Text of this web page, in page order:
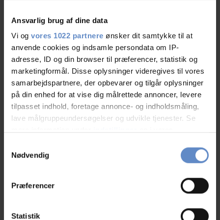
Ansvarlig brug af dine data
Vi og vores 1022 partnere ønsker dit samtykke til at
anvende cookies og indsamle persondata om IP-
adresse, ID og din browser til præferencer, statistik og
marketingformål. Disse oplysninger videregives til vores
samarbejdspartnere, der opbevarer og tilgår oplysninger
på din enhed for at vise dig målrettede annoncer, levere
tilpasset indhold, foretage annonce- og indholdsmåling,
lave målgruppeundersøgelser og udvikle tjenester. Se
tilbage eller ændre indstillinger fra vores
"Cookiedeklaration", eller ved at trykke på "Privacy
Indsamle præcise oplysninger om din placering,
Nødvendig
Præferencer
Statistik
Maks. antal konferencedeltagere
Number of rooms with bath and/or toilet
Number of rooms with no bathroom and/or toilet
Pris
Dagsmøde (gruppepriser) 495 Dkr
Heldagsmøde 790 Dkr
Mødedøgn enkeltværelse 1 650 Dkr